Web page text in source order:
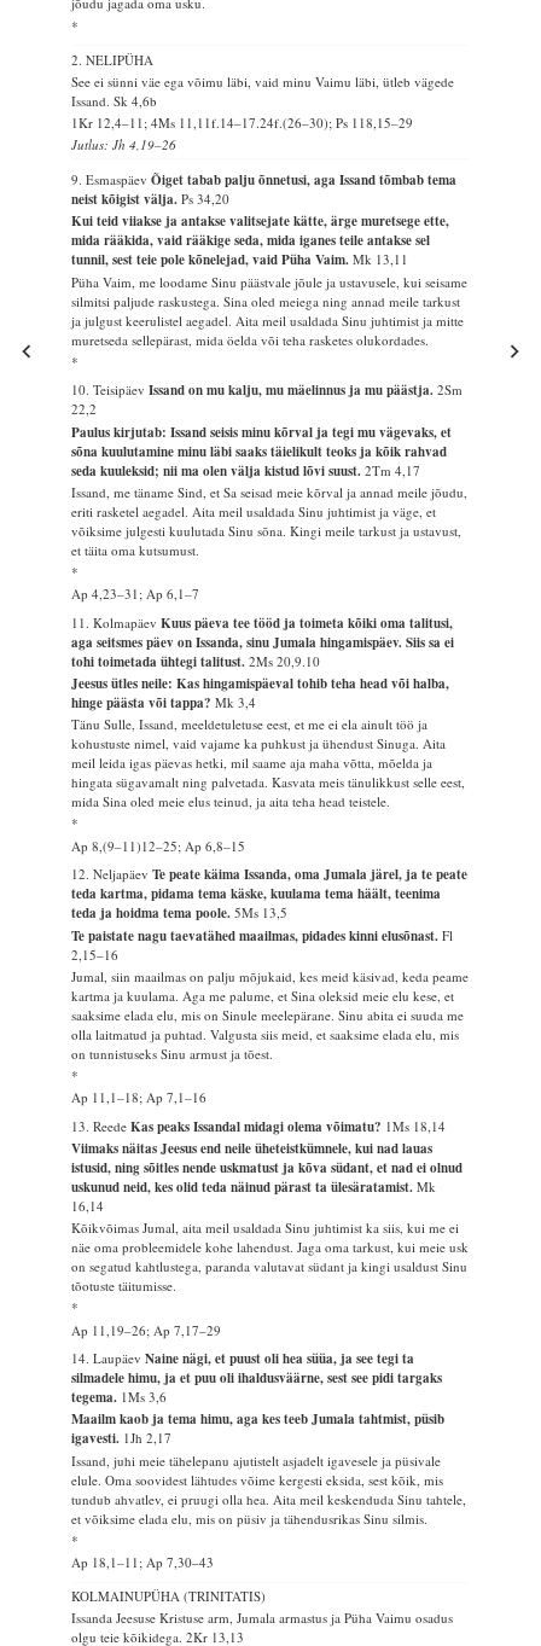
*
2. NELIPÜHA
See ei sünni väe ega võimu läbi, vaid minu Vaimu läbi, ütleb vägede
Issand.Sk 4,6b
1Kr 12,4–11; 4Ms 11,11f.14–17.24f.(26–30); Ps 118,15–29
Jutlus: Jh 4,19–26
9. EsmaspäevÕiget tabab palju õnnetusi, aga Issand tõmbab tema
neist kõigist välja.Ps 34,20
Kui teid viiakse ja antakse valitsejate kätte, ärge muretsege ette,
mida rääkida, vaid rääkige seda, mida iganes teile antakse sel
tunnil, sest teie pole kõnelejad, vaid Püha Vaim.Mk 13,11
Püha Vaim, me loodame Sinu päästvale jõule ja ustavusele, kui seisame
silmitsi paljude raskustega. Sina oled meiega ning annad meile tarkust
ja julgust keerulistel aegadel. Aita meil usaldada Sinu juhtimist ja mitte
muretseda sellepärast, mida öelda või teha rasketes olukordades.
*
10. TeisipäevIssand on mu kalju, mu mäelinnus ja mu päästja.2Sm
22,2
Paulus kirjutab: Issand seisis minu kõrval ja tegi mu vägevaks, et
sõna kuulutamine minu läbi saaks täielikult teoks ja kõik rahvad
seda kuuleksid; nii ma olen välja kistud lõvi suust.2Tm 4,17
Issand, me täname Sind, et Sa seisad meie kõrval ja annad meile jõudu,
eriti rasketel aegadel. Aita meil usaldada Sinu juhtimist ja väge, et
võiksime julgesti kuulutada Sinu sõna. Kingi meile tarkust ja ustavust,
et täita oma kutsumust.
*
Ap 4,23–31; Ap 6,1–7
11. KolmapäevKuus päeva tee tööd ja toimeta kõiki oma talitusi,
aga seitsmes päev on Issanda, sinu Jumala hingamispäev. Siis sa ei
tohi toimetada ühtegi talitust.2Ms 20,9.10
Jeesus ütles neile: Kas hingamispäeval tohib teha head või halba,
hinge päästa või tappa?Mk 3,4
Tänu Sulle, Issand, meeldetuletuse eest, et me ei ela ainult töö ja
kohustuste nimel, vaid vajame ka puhkust ja ühendust Sinuga. Aita
meil leida igas päevas hetki, mil saame aja maha võtta, mõelda ja
hingata sügavamalt ning palvetada. Kasvata meis tänulikkust selle eest,
mida Sina oled meie elus teinud, ja aita teha head teistele.
*
Ap 8,(9–11)12–25; Ap 6,8–15
12. NeljapäevTe peate käima Issanda, oma Jumala järel, ja te peate
teda kartma, pidama tema käske, kuulama tema häält, teenima
teda ja hoidma tema poole.5Ms 13,5
Te paistate nagu taevatähed maailmas, pidades kinni elusõnast.Fl
2,15–16
Jumal, siin maailmas on palju mõjukaid, kes meid käsivad, keda peame
kartma ja kuulama. Aga me palume, et Sina oleksid meie elu kese, et
saaksime elada elu, mis on Sinule meelepärane. Sinu abita ei suuda me
olla laitmatud ja puhtad. Valgusta siis meid, et saaksime elada elu, mis
on tunnistuseks Sinu armust ja tõest.
*
Ap 11,1–18; Ap 7,1–16
13. ReedeKas peaks Issandal midagi olema võimatu? 1Ms 18,14
Viimaks näitas Jeesus end neile üheteistkümnele, kui nad lauas
istusid, ning sõitles nende uskmatust ja kõva südant, et nad ei olnud
uskunud neid, kes olid teda näinud pärast ta ülesäratamist.Mk
16,14
Kõikvõimas Jumal, aita meil usaldada Sinu juhtimist ka siis, kui me ei
näe oma probleemidele kohe lahendust. Jaga oma tarkust, kui meie usk
on segatud kahtlustega, paranda valutavat südant ja kingi usaldust Sinu
tõotuste täitumisse.
*
Ap 11,19–26; Ap 7,17–29
14. LaupäevNaine nägi, et puust oli hea süüa, ja see tegi ta
silmadele himu, ja et puu oli ihaldusväärne, sest see pidi targaks
tegema. 1Ms 3,6
Maailm kaob ja tema himu, aga kes teeb Jumala tahtmist, püsib
igavesti. 1Jh 2,17
Issand, juhi meie tähelepanu ajutistelt asjadelt igavesele ja püsivale
elule. Oma soovidest lähtudes võime kergesti eksida, sest kõik, mis
tundub ahvatlev, ei pruugi olla hea. Aita meil keskenduda Sinu tahtele,
et võiksime elada elu, mis on püsiv ja tähendusrikas Sinu silmis.
*
Ap 18,1–11; Ap 7,30–43
KOLMAINUPÜHA (TRINITATIS)
Issanda Jeesuse Kristuse arm, Jumala armastus ja Püha Vaimu osadus
olgu teie kõikidega.2Kr 13,13